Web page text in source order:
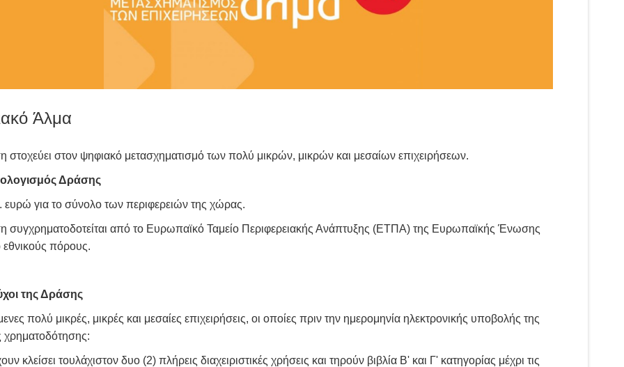
Άλμα
στοχεύει στον ψηφιακό μετασχηματισμό των πολύ μικρών, μικρών και μεσαίων επιχειρήσεων.
Δράσης
ευρώ για το σύνολο των περιφερειών της χώρας.
συγχρηματοδοτείται από το Ευρωπαϊκό Ταμείο Περιφερειακής Ανάπτυξης (ΕΤΠΑ) της Ευρωπαϊκής Ένωσης
εθνικούς πόρους.
της Δράσης
πολύ μικρές, μικρές και μεσαίες επιχειρήσεις, οι οποίες πριν την ημερομηνία ηλεκτρονικής υποβολής της
χρηματοδότησης:
κλείσει τουλάχιστον δυο (2) πλήρεις διαχειριστικές χρήσεις και τηρούν βιβλία Β' και Γ' κατηγορίας μέχρι τις